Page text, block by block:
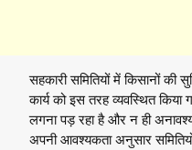
सहकारी समितियों में किसानों की
कार्य को इस तरह व्यवस्थित किया
लगना पड़ रहा है और न ही
अपनी आवश्यकता अनुसार